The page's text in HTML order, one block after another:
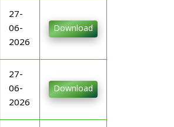
27-
06-
2026
Download
27-
06-
2026
Download